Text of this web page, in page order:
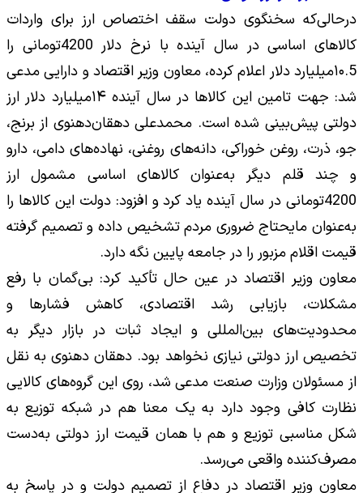
درحالی‌که سخنگوی دولت سقف اختصاص ارز برای واردات
کالاهای اساسی در سال آینده با نرخ دلار 4200تومانی را
۱۰.5میلیارد دلار اعلام کرده، معاون وزیر اقتصاد و دارایی مدعی
شد: جهت تامین این کالاها در سال آینده ۱۴میلیارد دلار ارز
دولتی پیش‌بینی شده است. محمدعلی دهقان‌دهنوی از برنج،
جو، ذرت، روغن خوراکی، دانه‌های روغنی، نهاده‌های دامی، دارو
و چند قلم دیگر به‌عنوان کالاهای اساسی مشمول ارز
4200تومانی در سال آینده یاد کرد و افزود: دولت این کالاها را
به‌عنوان مایحتاج ضروری مردم تشخیص داده و تصمیم گرفته
قیمت اقلام مزبور را در جامعه پایین نگه دارد.
معاون وزیر اقتصاد در عین حال تأکید کرد: بی‌گمان با رفع
مشکلات، بازیابی رشد اقتصادی، کاهش فشارها و
محدودیت‌های بین‌المللی و ایجاد ثبات در بازار دیگر به
تخصیص ارز دولتی نیازی نخواهد بود. دهقان دهنوی به نقل
از مسئولان وزارت صنعت مدعی شد، روی این گروه‌های کالایی
نظارت کافی وجود دارد به یک معنا هم در شبکه توزیع به
شکل مناسبی توزیع و هم با همان قیمت ارز دولتی به‌دست
مصرف‌کننده واقعی می‌رسد.
معاون وزیر اقتصاد در دفاع از تصمیم دولت و در پاسخ به